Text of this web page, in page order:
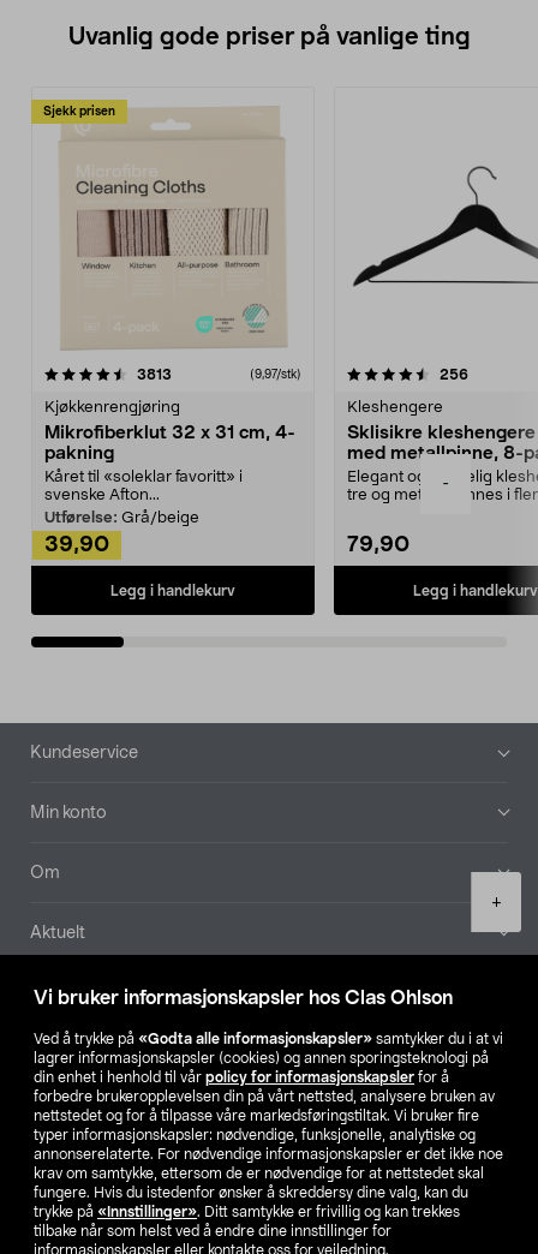
Vi bruker informasjonskapsler hos Clas Ohlson
Ved å trykke på «Godta alle informasjonskapsler» samtykker du i at vi
lagrer informasjonskapsler (cookies) og annen sporingsteknologi på
din enhet i henhold til vår policy for informasjonskapsler for å
forbedre brukeropplevelsen din på vårt nettsted, analysere bruken av
nettstedet og for å tilpasse våre markedsføringstiltak. Vi bruker fire
typer informasjonskapsler: nødvendige, funksjonelle, analytiske og
annonserelaterte. For nødvendige informasjonskapsler er det ikke noe
krav om samtykke, ettersom de er nødvendige for at nettstedet skal
fungere. Hvis du istedenfor ønsker å skreddersy dine valg, kan du
trykke på «Innstillinger». Ditt samtykke er frivillig og kan trekkes
tilbake når som helst ved å endre dine innstillinger for
informasjonskapsler eller kontakte oss for veiledning.
-
+
Uvanlig gode priser på vanlige ting
Sjekk prisen
3813 anmeldelser(9,97/stk)
Kjøkkenrengjøring
Mikrofiberklut 32 x 31 cm, 4-
pakning
Kåret til «soleklar favoritt» i
svenske Afton...
Utførelse: Grå/beige
39,90
Legg i handlekurv
4.5av 5 stjerner 256
Kleshengere
Sklisikre
med metallpinne, 8-
Elegant og skikkelig
tre og metall – finnes i
79,90
Legg i handlekurv
4.5av 5 stjerner
Bunntekst
Kundeservice
Min konto
Om
Aktuelt
Våre selskaper
Finn din butikk
SE NO FI